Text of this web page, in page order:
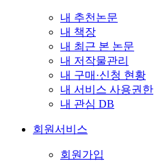
내 추천논문
내 책장
내 최근 본 논문
내 저작물관리
내 구매·신청 현황
내 서비스 사용권한
내 관심 DB
회원서비스
회원가입